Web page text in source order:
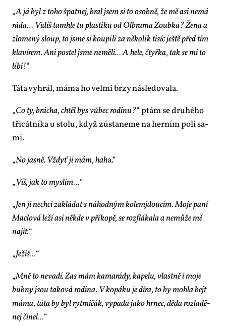
„A já byl z to­ho špat­nej, bral jsem si to osob­ně, že mě asi ne­má
rá­da… Vi­díš ta­mhle tu plas­ti­ku od Ol­bra­ma Zoub­ka? Že­na a
zlo­me­ný sloup, to jsme si kou­pi­li za ně­ko­lik ti­síc ješ­tě před tím
kla­ví­rem. Ani po­stel jsme ne­mě­li… A he­le, čtyř­ka, tak se mi to
lí­bí!“
Tá­ta vy­hrál, má­ma ho vel­mi br­zy ná­sle­do­va­la.
„Co ty, brá­cha, chtěl bys vů­bec ro­di­nu?“ ptám se dru­hé­ho
tři­cát­ní­ka u sto­lu, když zů­sta­ne­me na her­ním po­li sa­
mi.
„No jas­ně. Vždyť ji mám, haha.“
„Víš, jak to mys­lím…“
„Jen ji ne­chci za­klá­dat s ná­hod­ným ko­lemjdou­cím. Mo­je pa­ní
Maclo­vá le­ží asi ně­kde v pří­ko­pě, se rozflá­ka­la a ne­mů­že mě
na­jít.“
„Je­žiš…“
„Mně to ne­va­dí. Zas mám ka­ma­rá­dy, ka­pe­lu, vlast­ně i mo­je
bub­ny jsou ta­ko­vá ro­di­na. V ko­pá­ku je dí­ra, to by moh­la bejt
má­ma, tá­ta by byl ryt­mi­čák, vy­pa­dá ja­ko hr­nec, dě­da roz­la­dě­
nej či­nel…“